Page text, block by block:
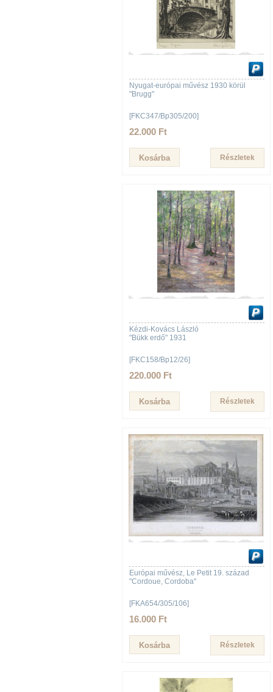
Nyugat-európai művész 1930 körül
"Brugg"
[FKC347/Bp305/200]
22.000 Ft
Részletek
Kézdi-Kovács László
"Bükk erdő" 1931
[FKC158/Bp12/26]
220.000 Ft
Részletek
Európai művész, Le Petit 19. század
"Cordoue, Cordoba"
[FKA654/305/106]
16.000 Ft
Részletek